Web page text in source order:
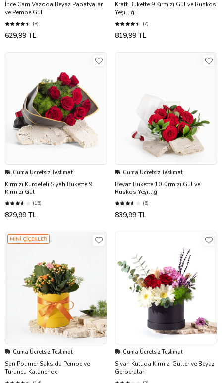
İnce Cam Vazoda Beyaz Papatyalar
ve Pembe Gül
(8)
629,99 TL
Kraft Bukette 9 Kırmızı Gül ve Ruskos
Yeşilliği
(7)
819,99 TL
Cuma Ücretsiz Teslimat
Kırmızı Kurdeleli Siyah Bukette 9
Kırmızı Gül
(15)
829,99 TL
Cuma Ücretsiz Teslimat
Beyaz Bukette 10 Kırmızı Gül ve
Ruskos Yeşilliği
(6)
839,99 TL
MİNİ ÇİÇEKLER
Cuma Ücretsiz Teslimat
Sarı Polimer Saksıda Pembe ve
Turuncu Kalanchoe
Cuma Ücretsiz Teslimat
Siyah Kutuda Kırmızı Güller ve Beyaz
Gerberalar